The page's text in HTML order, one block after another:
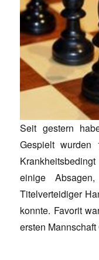
Seit gestern
Gespielt wurden
einige
Titelverteidiger
konnte. Favorit
ersten